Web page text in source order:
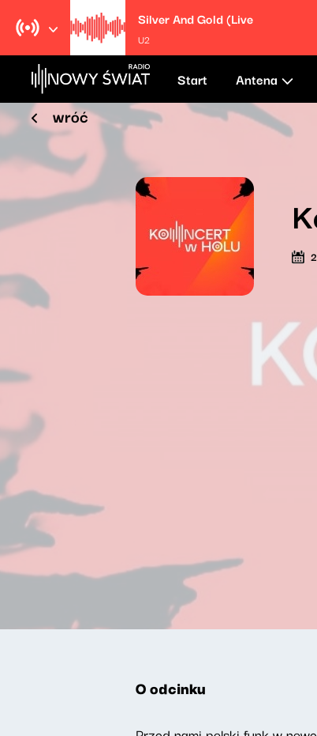
Silver And Gold (Live
U2
Start Antena
wróć
O odcinku